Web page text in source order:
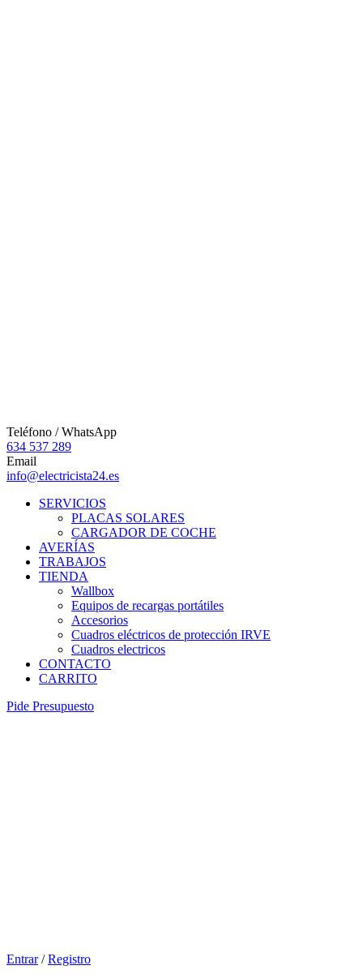
Teléfono / WhatsApp
634 537 289
Email
info@electricista24.es
SERVICIOS
PLACAS SOLARES
CARGADOR DE COCHE
AVERÍAS
TRABAJOS
TIENDA
Wallbox
Equipos de recargas portátiles
Accesorios
Cuadros eléctricos de protección IRVE
Cuadros electricos
CONTACTO
CARRITO
Pide Presupuesto
Entrar / Registro